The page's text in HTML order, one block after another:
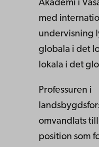
Akademi i
med
undervisning
globala i det
lokala i det
Professuren i
omvandlats
position som